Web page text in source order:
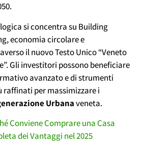
si concentra su Building
economia circolare e
il nuovo Testo Unico “Veneto
Gli investitori possono beneficiare
avanzato e di strumenti
raffinati per massimizzare i
Urbanaveneta.
Conviene Comprare una Casa
dei Vantaggi nel 2025